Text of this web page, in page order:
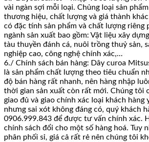
vài ngàn sợi mỗi loại. Chủng loại sản
thương hiệu, chất lượng và giá thành
có đặc tính sản phẩm và chất lượng riêng
ngành sản xuất bao gồm: Vật liệu xây
tàu thuyền đánh cá, nuôi trồng thuỷ sản,
nghiệp cao, công nghệ chính xác,…
6./ Chính sách bán hàng: Dây curoa
là sản phẩm chất lượng theo tiêu chuẩn
độ bán hàng rất nhanh, nên hàng nhập
thời gian sản xuất còn rất mới. Chúng tôi
giao đủ và giao chính xác loại khách hàng
nhưng sai xót không đáng có, quý khách
0906.999.843 để được tư vấn chính xác.
chính sách đổi cho một số hàng hoá. Tuy
phân phối sỉ, giá cả rất rẻ nên chúng tôi